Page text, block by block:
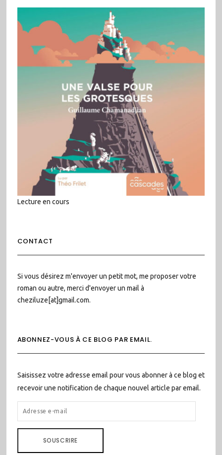
Lecture en cours
CONTACT
Si vous désirez m'envoyer un petit mot, me proposer votre
roman ou autre, merci d'envoyer un mail à
cheziluze[at]gmail.com.
ABONNEZ-VOUS À CE BLOG PAR EMAIL.
Saisissez votre adresse email pour vous abonner à ce blog et
recevoir une notification de chaque nouvel article par email.
ADRESSE
E-
SOUSCRIRE